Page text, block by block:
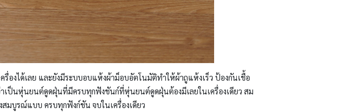
งได้เลย และยังมีระบบอบแห้งผ้าม็อบอัตโนมัติทำให้ผ้าถูแห้งเร็ว ป้องกันเชื้อ
เป็นหุ่นยนต์ดูดฝุ่นที่มีครบทุกฟังชันก์ที่หุ่นยนต์ดูดฝุ่นต้องมีเลยในเครื่องเดียว สม
สมบูรณ์แบบ ครบทุกฟังก์ชัน จบในเครื่องเดียว